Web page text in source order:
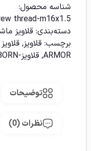
شناسه محصول:
thread-m16x1.5
دسته‌بندی: قلاویز
برچسب: قلاویز, قلاویز Fraisa
ARMOR
, قلاویز-OSBORN
توضیحات
نظرات (0)